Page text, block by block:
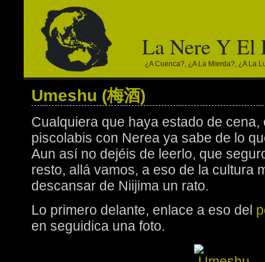
La Nere Y
¿a Cuenca?, ¿a La Mierda?, ¿a La
Umeshu (梅酒)
Cualquiera que haya estado de
piscolabis con Nerea ya sabe de lo
Aun así no dejéis de leerlo, que
resto, allá vamos, a eso de la cultura
descansar de Niijima un rato.
Lo primero delante, enlace a eso del
en seguidica una foto.